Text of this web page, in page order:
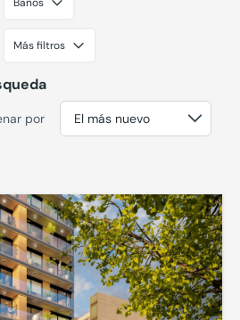
Más filtros
por